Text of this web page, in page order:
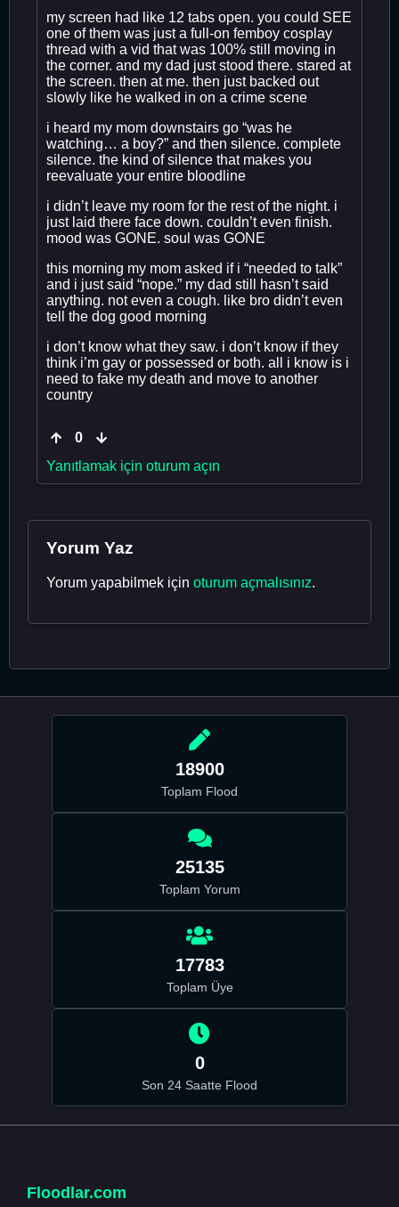
my screen had like 12 tabs open. you could SEE
one of them was just a full-on femboy cosplay
thread with a vid that was 100% still moving in
the corner. and my dad just stood there. stared at
the screen. then at me. then just backed out
slowly like he walked in on a crime scene
i heard my mom downstairs go “was he
watching… a boy?” and then silence. complete
silence. the kind of silence that makes you
reevaluate your entire bloodline
i didn’t leave my room for the rest of the night. i
just laid there face down. couldn’t even finish.
mood was GONE. soul was GONE
this morning my mom asked if i “needed to talk”
and i just said “nope.” my dad still hasn’t said
anything. not even a cough. like bro didn’t even
tell the dog good morning
i don’t know what they saw. i don’t know if they
think i’m gay or possessed or both. all i know is i
need to fake my death and move to another
country
0
Yanıtlamak için oturum açın
Yorum Yaz
Yorum yapabilmek için oturum açmalısınız.
18900
Toplam Flood
25135
Toplam Yorum
17783
Toplam Üye
0
Son 24 Saatte Flood
Floodlar.com